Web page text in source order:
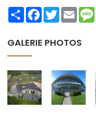
ShareFacebookTwitterEmail
GALERIE PHOTOS